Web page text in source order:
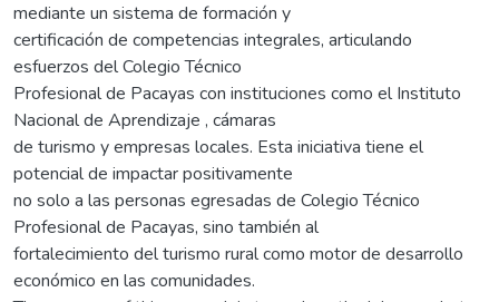
mediante un sistema de formación y
certificación de competencias integrales, articulando
esfuerzos del Colegio Técnico
Profesional de Pacayas con instituciones como el Instituto
Nacional de Aprendizaje , cámaras
de turismo y empresas locales. Esta iniciativa tiene el
potencial de impactar positivamente
no solo a las personas egresadas de Colegio Técnico
Profesional de Pacayas, sino también al
fortalecimiento del turismo rural como motor de desarrollo
económico en las comunidades.